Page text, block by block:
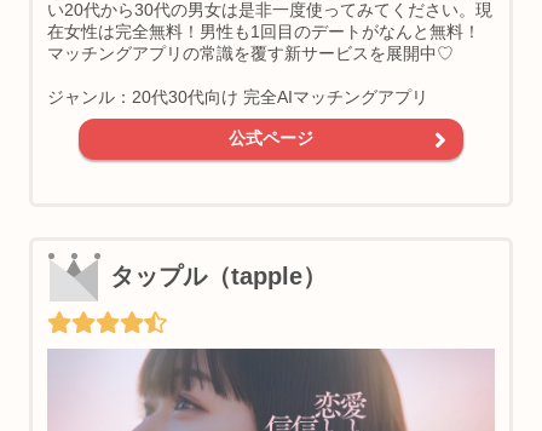
い20代から30代の男女は是非一度使ってみてください。現
在女性は完全無料！男性も1回目のデートがなんと無料！
マッチングアプリの常識を覆す新サービスを展開中♡
ジャンル：20代30代向け 完全AIマッチングアプリ
公式ページ
タップル（tapple）